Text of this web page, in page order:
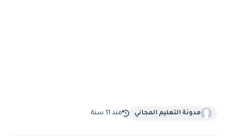
مدونة التعليم المجاني منذ 11 سنة